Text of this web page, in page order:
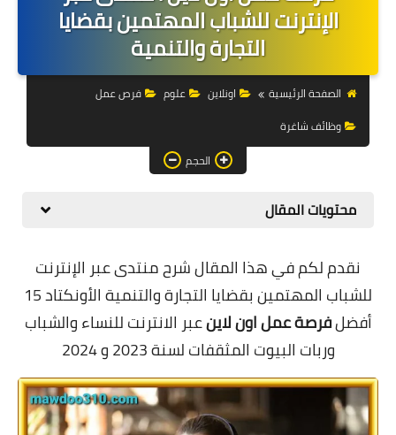
التجارة الالكترونية
التسويق
التداول
الكمبيوتر
زيادة متابعين
العملات المشفرة
الإنترنت للشباب المهتمين بقضايا
التجارة والتنمية
الصفحة الرئيسية اونلاين علوم
فرص عمل
وظائف شاغرة
الحجم
محتويات المقال
نقدم لكم في هذا المقال شرحمنتدى عبر الإنترنت
للشباب المهتمين بقضايا التجارة والتنمية الأونكتاد 15
أفضلفرصة عمل اون لاينعبر الانترنت للنساء والشباب
وربات البيوت المثقفات لسنة 2023 و 2024